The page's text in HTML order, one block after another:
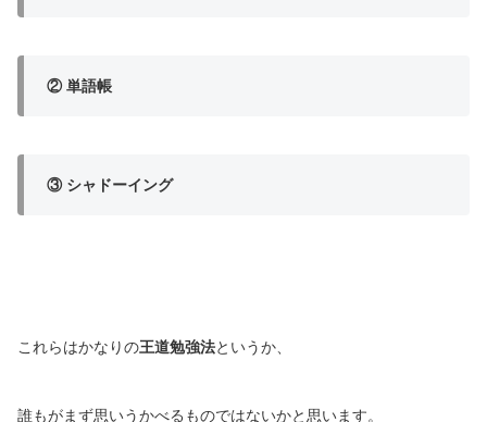
② 単語帳
③ シャドーイング
これらはかなりの王道勉強法というか、
誰もがまず思いうかべるものではないかと思います。